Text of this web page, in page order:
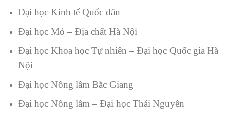
Đại học Kinh tế Quốc dân
Đại học Mỏ – Địa chất Hà Nội
Đại học Khoa học Tự nhiên – Đại học Quốc gia Hà
Nội
Đại học Nông lâm Bắc Giang
Đại học Nông lâm – Đại học Thái Nguyên